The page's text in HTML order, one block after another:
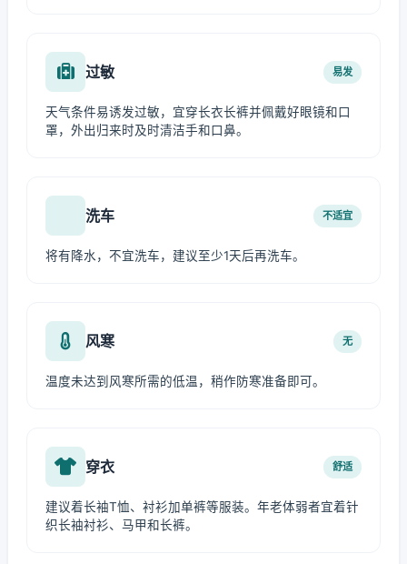
过敏 易发
天气条件易诱发过敏，宜穿长衣长裤并佩戴好眼镜和口
罩，外出归来时及时清洁手和口鼻。
洗车 不适宜
将有降水，不宜洗车，建议至少1天后再洗车。
风寒 无
温度未达到风寒所需的低温，稍作防寒准备即可。
穿衣 舒适
建议着长袖T恤、衬衫加单裤等服装。年老体弱者宜着针
织长袖衬衫、马甲和长裤。